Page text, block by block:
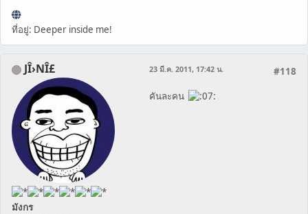
ที่อยู่: Deeper inside me!
JÎ›NÎ£
มังกร
#118
23 มี.ค. 2011, 17:42 น.
คันละคน